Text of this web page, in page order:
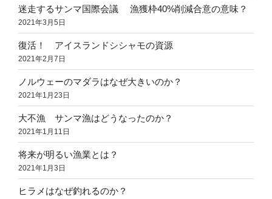
迷走するサンマ国際会議 漁獲枠40%削減合意の意味？
2021年3月5日
復活！ アイスランドシシャモの資源
2021年2月7日
ノルウェーのマダラはなぜ大きいのか？
2021年1月23日
大不漁 サンマ漁はどうなったのか？
2021年1月11日
将来が明るい漁業とは？
2021年1月3日
ヒラメはなぜ釣れるのか？